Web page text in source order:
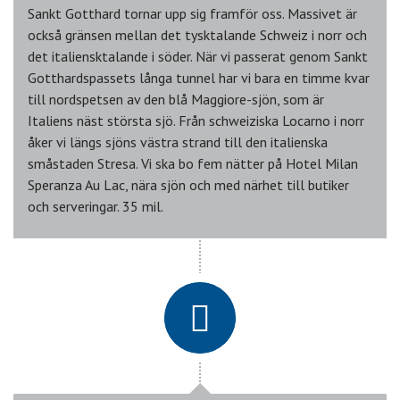
Sankt Gotthard tornar upp sig framför oss. Massivet är
också gränsen mellan det tysktalande Schweiz i norr och
det italiensktalande i söder. När vi passerat genom Sankt
Gotthardspassets långa tunnel har vi bara en timme kvar
till nordspetsen av den blå Maggiore-sjön, som är
Italiens näst största sjö. Från schweiziska Locarno i norr
åker vi längs sjöns västra strand till den italienska
småstaden Stresa. Vi ska bo fem nätter på Hotel Milan
Speranza Au Lac, nära sjön och med närhet till butiker
och serveringar. 35 mil.